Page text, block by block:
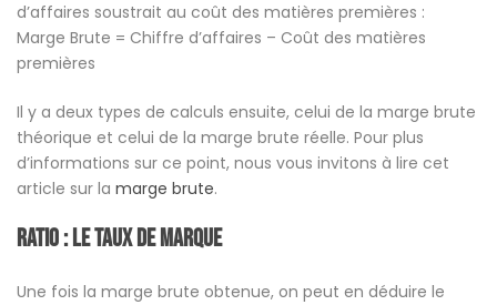
d’affaires soustrait au coût des matières premières :
Marge Brute = Chiffre d’affaires – Coût des matières
premières
Il y a deux types de calculs ensuite, celui de la marge brute
théorique et celui de la marge brute réelle. Pour plus
d’informations sur ce point, nous vous invitons à lire cet
article sur la marge brute.
Ratio : Le taux de marque
Une fois la marge brute obtenue, on peut en déduire le